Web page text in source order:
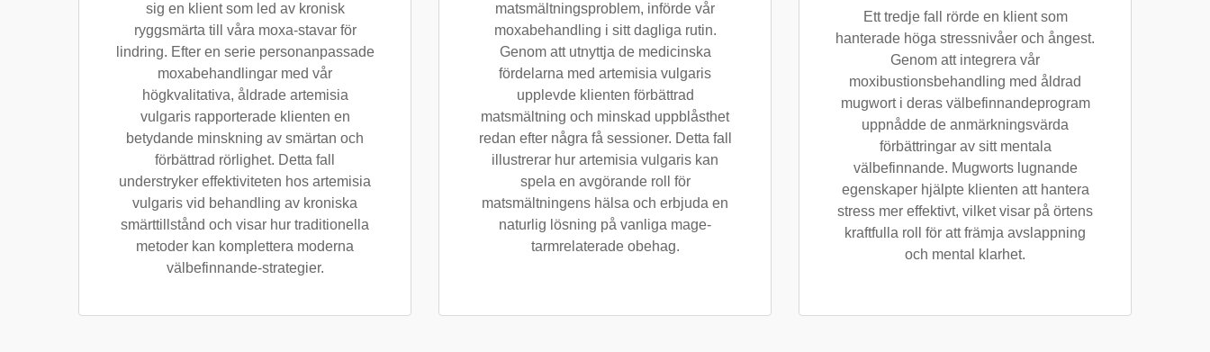
sig en klient som led av kronisk
ryggsmärta till våra moxa-stavar för
lindring. Efter en serie personanpassade
moxabehandlingar med vår
högkvalitativa, åldrade artemisia
vulgaris rapporterade klienten en
betydande minskning av smärtan och
förbättrad rörlighet. Detta fall
understryker effektiviteten hos artemisia
vulgaris vid behandling av kroniska
smärttillstånd och visar hur traditionella
metoder kan komplettera moderna
välbefinnande-strategier.
matsmältningsproblem, införde vår
moxabehandling i sitt dagliga rutin.
Genom att utnyttja de medicinska
fördelarna med artemisia vulgaris
upplevde klienten förbättrad
matsmältning och minskad uppblåsthet
redan efter några få sessioner. Detta fall
illustrerar hur artemisia vulgaris kan
spela en avgörande roll för
matsmältningens hälsa och erbjuda en
naturlig lösning på vanliga mage-
tarmrelaterade obehag.
Ett tredje fall rörde en klient som
hanterade höga stressnivåer och ångest.
Genom att integrera vår
moxibustionsbehandling med åldrad
mugwort i deras välbefinnandeprogram
uppnådde de anmärkningsvärda
förbättringar av sitt mentala
välbefinnande. Mugworts lugnande
egenskaper hjälpte klienten att hantera
stress mer effektivt, vilket visar på örtens
kraftfulla roll för att främja avslappning
och mental klarhet.